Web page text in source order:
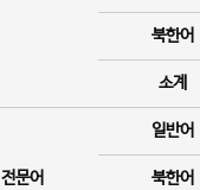
북한어
소계
전문어
일반어
북한어